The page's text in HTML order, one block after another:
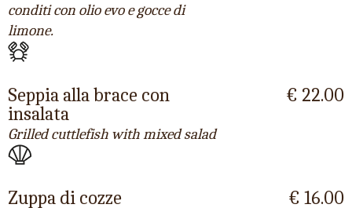
conditi con olio evo e gocce di
limone.
Seppia alla brace con
insalata
Grilled cuttlefish with mixed salad
€ 22.00
Zuppa di cozze € 16.00